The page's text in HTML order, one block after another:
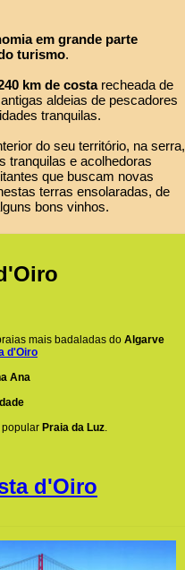
em grande parte
turismo.
km de costarecheada de
aldeias de pescadores
tranquilas.
do seu território, na serra,
tranquilas e acolhedoras
que buscam novas
terras ensolaradas, de
bons vinhos.
mais badaladas do Algarve
d'Oiro
Ana
popular Praia da Luz.
d'Oiro